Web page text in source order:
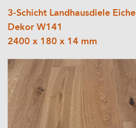
3-Schicht Landhausdiele Eiche
Dekor W141
2400 x 180 x 14 mm